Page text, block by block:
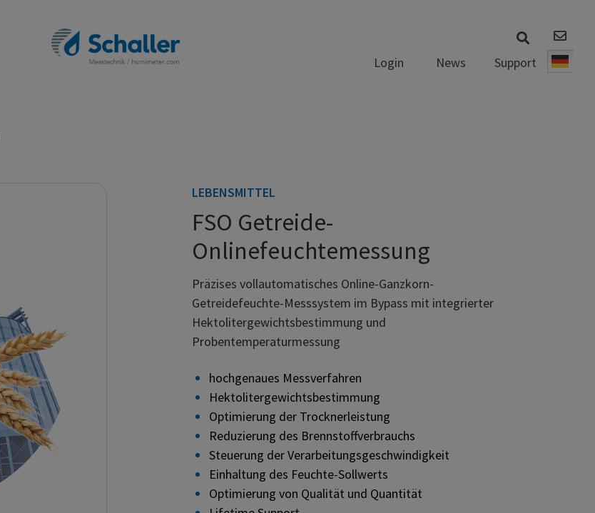
Login News Support
LEBENSMITTEL
FSO Getreide-
Onlinefeuchtemessung
Präzises vollautomatisches Online-Ganzkorn-
Getreidefeuchte-Messsystem im Bypass mit integrierter
Hektolitergewichtsbestimmung und
Probentemperaturmessung
hochgenaues Messverfahren
Hektolitergewichtsbestimmung
Optimierung der Trocknerleistung
Reduzierung des Brennstoffverbrauchs
Steuerung der Verarbeitungsgeschwindigkeit
Einhaltung des Feuchte-Sollwerts
Optimierung von Qualität und Quantität